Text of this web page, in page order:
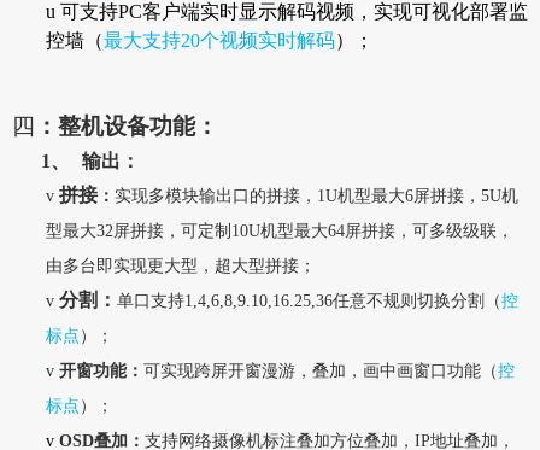
u 可支持PC客户端实时显示解码视频，实现可视化部署监
控墙（最大支持20个视频实时解码）；
四 ：整机设备功能：
1、 输出：
v 拼接： 实现多模块输出口的拼接，1U机型最大6屏拼接，5U机
型最大32屏拼接，可定制10U机型最大64屏拼接，可多级级联，
由多台即实现更大型，超大型拼接；
v 分割： 单口支持1,4,6,8,9.10,16.25,36任意不规则切换分割（控
标点 ）；
v 开窗功能： 可实现跨屏开窗漫游，叠加，画中画窗口功能（控
标点 ）；
v OSD叠加： 支持网络摄像机标注叠加方位叠加，IP地址叠加，